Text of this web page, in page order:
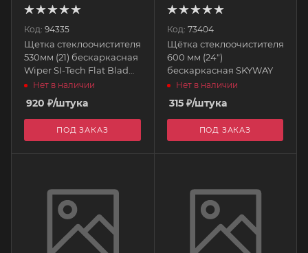
Код: 94335
Щетка стеклоочистителя
530мм (21) бескаркасная
Wiper SI-Tech Flat Blad
PIAAНет в наличии
920 ₽/штука
ПОД ЗАКАЗ
Код: 73404
Щётка стеклоочистителя
600 мм (24")
бескаркасная SKYWAY
Нет в наличии
315₽/штука
ПОД ЗАКАЗ